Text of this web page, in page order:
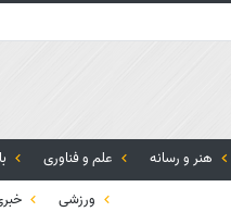
هنر و رسانه علم و فناوری
ورزشی